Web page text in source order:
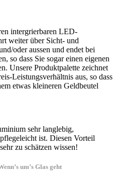
intergrierbaren LED-
weiter über Sicht- und
oder aussen und endet bei
so dass Sie sogar einen eigenen
Unsere Produktpalette zeichnet
Leistungsverhältnis aus, so dass
etwas kleineren Geldbeutel
sehr langlebig,
ist. Diesen Vorteil
zu schätzen wissen!
um’s Glas geht